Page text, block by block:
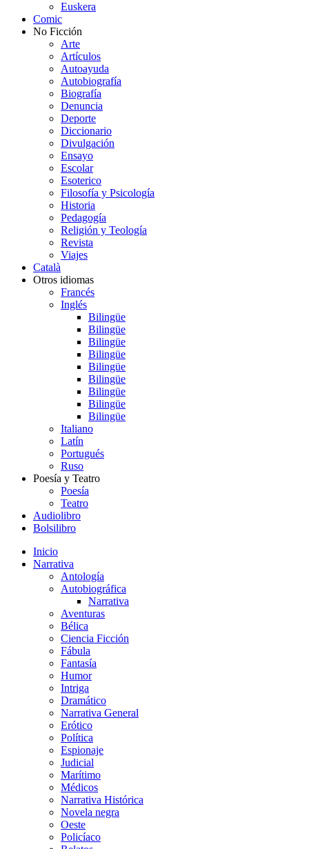
Euskera
Comic
No Ficción
Arte
Artículos
Autoayuda
Autobiografía
Biografía
Denuncia
Deporte
Diccionario
Divulgación
Ensayo
Escolar
Esoterico
Filosofía y Psicología
Historia
Pedagogía
Religión y Teología
Revista
Viajes
Català
Otros idiomas
Francés
Inglés
Bilingüe
Bilingüe
Bilingüe
Bilingüe
Bilingüe
Bilingüe
Bilingüe
Bilingüe
Bilingüe
Italiano
Latín
Portugués
Ruso
Poesía y Teatro
Poesía
Teatro
Audiolibro
Bolsilibro
Inicio
Narrativa
Antología
Autobiográfica
Narrativa
Aventuras
Bélica
Ciencia Ficción
Fábula
Fantasía
Humor
Intriga
Dramático
Narrativa General
Erótico
Política
Espionaje
Judicial
Marítimo
Médicos
Narrativa Histórica
Novela negra
Oeste
Policíaco